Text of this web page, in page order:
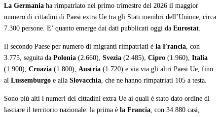
La Germania ha rimpatriato nel primo trimestre del 2026 il maggior
numero di cittadini di Paesi extra Ue tra gli Stati membri dell’Unione, circa
7.300 persone. E’ quanto emerge dai dati pubblicati oggi da Eurostat.
Il secondo Paese per numero di migranti rimpatriati è la Francia, con
3.775, seguita da Polonia (2.660), Svezia (2.485), Cipro (1.960), Italia
(1.900), Croazia (1.800), Austria (1.720) e via via gli altri Paesi Ue, fino
al Lussemburgo e alla Slovacchia, che ne hanno rimpatriati 105 a testa.
Sono più alti i numeri dei cittadini extra Ue ai quali è stato dato ordine di
lasciare il territorio nazionale: la prima è la Francia, con 34.880 casi,